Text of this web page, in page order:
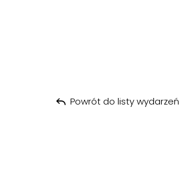
Powrót do listy wydarzeń